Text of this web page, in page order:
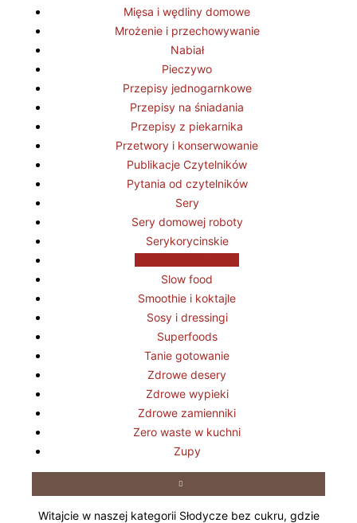
Mięsa i wędliny domowe
Mrożenie i przechowywanie
Nabiał
Pieczywo
Przepisy jednogarnkowe
Przepisy na śniadania
Przepisy z piekarnika
Przetwory i konserwowanie
Publikacje Czytelników
Pytania od czytelników
Sery
Sery domowej roboty
Serykorycinskie
Slow food
Smoothie i koktajle
Sosy i dressingi
Superfoods
Tanie gotowanie
Zdrowe desery
Zdrowe wypieki
Zdrowe zamienniki
Zero waste w kuchni
Zupy
Witajcie w naszej kategorii Słodycze bez cukru, gdzie